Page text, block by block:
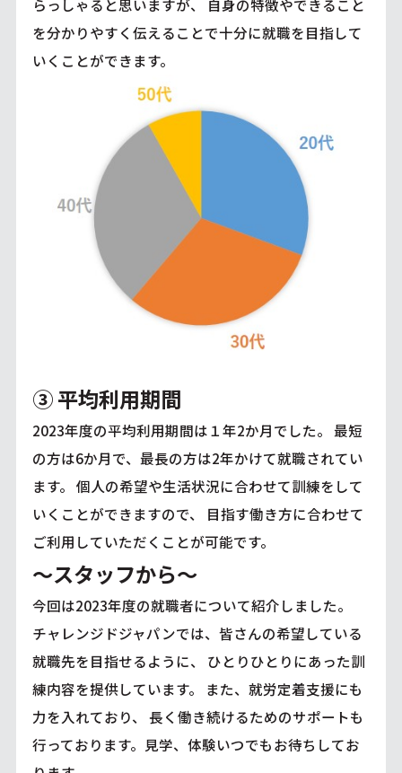
らっしゃると思いますが、 自身の特徴やできること
を分かりやすく伝えることで十分に就職を目指して
いくことができます。
③ 平均利用期間
2023年度の平均利用期間は１年2か月でした。 最短
の方は6か月で、最長の方は2年かけて就職されてい
ます。 個人の希望や生活状況に合わせて訓練をして
いくことができますので、 目指す働き方に合わせて
ご利用していただくことが可能です。
～スタッフから～
今回は2023年度の就職者について紹介しました。
チャレンジドジャパンでは、皆さんの希望している
就職先を目指せるように、 ひとりひとりにあった訓
練内容を提供しています。 また、就労定着支援にも
力を入れており、 長く働き続けるためのサポートも
行っております。見学、体験いつでもお待ちしてお